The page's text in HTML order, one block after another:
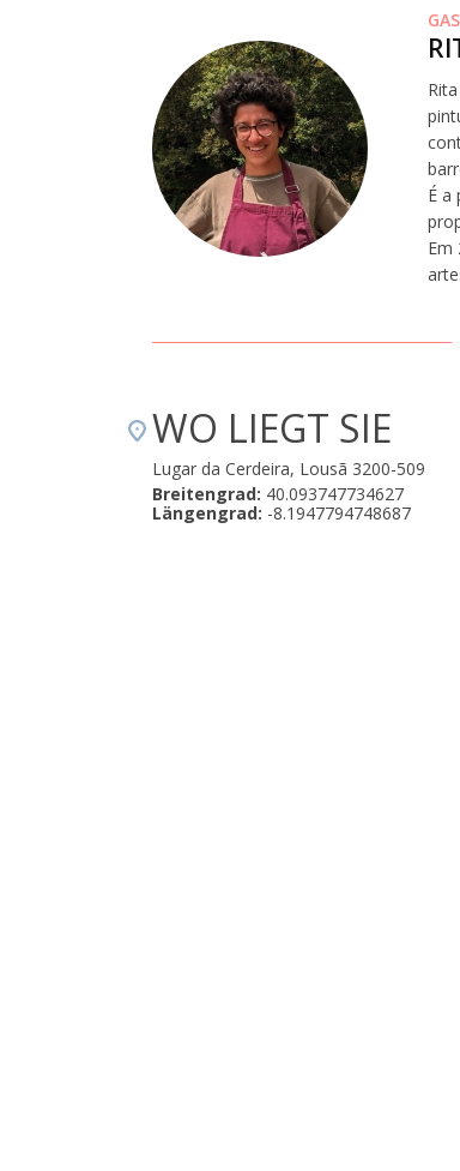
É a
Em
WO LIEGT SIE
Lugar da Cerdeira, Lousã 3200-509
Breitengrad: 40.093747734627
Längengrad: -8.1947794748687